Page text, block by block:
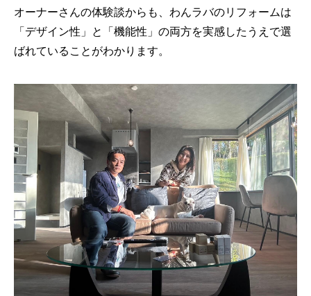
オーナーさんの体験談からも、わんラバのリフォームは
「デザイン性」と「機能性」の両方を実感したうえで選
ばれていることがわかります。